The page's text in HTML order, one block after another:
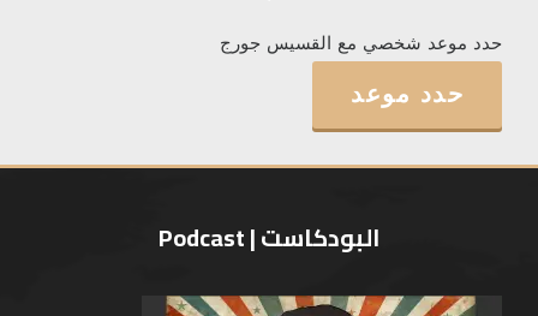
حدد موعد شخصي مع القسيس جورج
حدد موعد
البودكاست | Podcast